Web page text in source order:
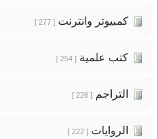
كمبيوتر وانترنت[ 277 ]
كتب علمية[ 254 ]
التراجم[ 226 ]
الروايات[ 222 ]